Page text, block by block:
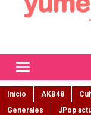
Inicio AKB48
Generales
JPop